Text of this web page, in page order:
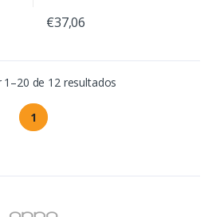
€37,06
de 12 resultados
1